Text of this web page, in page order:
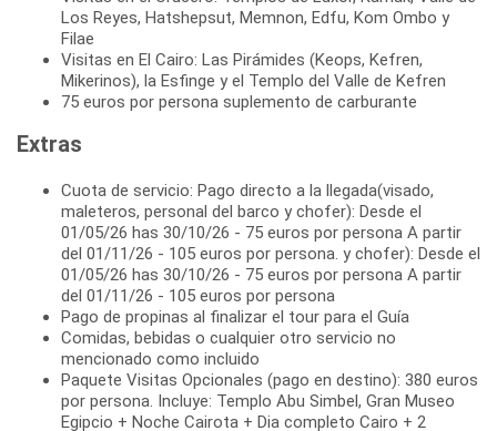
Los Reyes, Hatshepsut, Memnon, Edfu, Kom Ombo y
Filae
Visitas en El Cairo: Las Pirámides (Keops, Kefren,
Mikerinos), la Esfinge y el Templo del Valle de Kefren
75 euros por persona suplemento de carburante
Extras
Cuota de servicio: Pago directo a la llegada(visado,
maleteros, personal del barco y chofer): Desde el
01/05/26 has 30/10/26 - 75 euros por persona A partir
del 01/11/26 - 105 euros por persona. y chofer): Desde el
01/05/26 has 30/10/26 - 75 euros por persona A partir
del 01/11/26 - 105 euros por persona
Pago de propinas al finalizar el tour para el Guía
Comidas, bebidas o cualquier otro servicio no
mencionado como incluido
Paquete Visitas Opcionales (pago en destino): 380 euros
por persona. Incluye: Templo Abu Simbel, Gran Museo
Egipcio + Noche Cairota + Dia completo Cairo + 2